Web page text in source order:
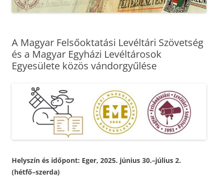
A Magyar Felsőoktatási Levéltári Szövetség
és a Magyar Egyházi Levéltárosok
Egyesülete közös vándorgyűlése
Helyszín és időpont: Eger, 2025. június 30.–július 2.
(hétfő–szerda)